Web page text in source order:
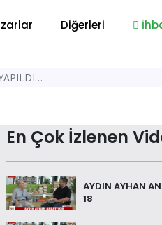
Diğerleri
En Çok İzlenen
AYDIN AYHAN
18